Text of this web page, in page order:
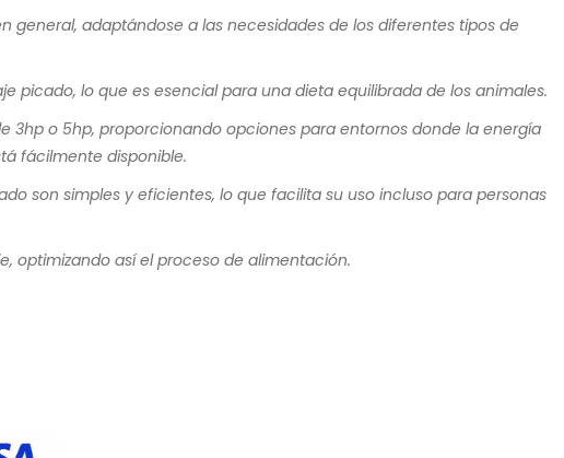
general, adaptándose a las necesidades de los diferentes tipos de
picado, lo que es esencial para una dieta equilibrada de los animales.
3hp o 5hp, proporcionando opciones para entornos donde la energía
fácilmente disponible.
son simples y eficientes, lo que facilita su uso incluso para personas
optimizando así el proceso de alimentación.